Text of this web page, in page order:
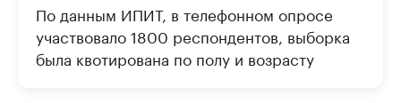
По данным ИПИТ, в телефонном опросе
участвовало 1800 респондентов, выборка
была квотирована по полу и возрасту